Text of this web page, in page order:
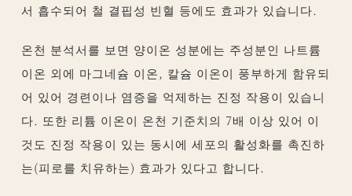
서 흡수되어 철 결핍성 빈혈 등에도 효과가 있습니다.
온천 분석서를 보면 양이온 성분에는 주성분인 나트륨
이온 외에 마그네슘 이온, 칼슘 이온이 풍부하게 함유되
어 있어 경련이나 염증을 억제하는 진정 작용이 있습니
다. 또한 리튬 이온이 온천 기준치의 7배 이상 있어 이
것도 진정 작용이 있는 동시에 세포의 활성화를 촉진하
는(피로를 치유하는) 효과가 있다고 합니다.